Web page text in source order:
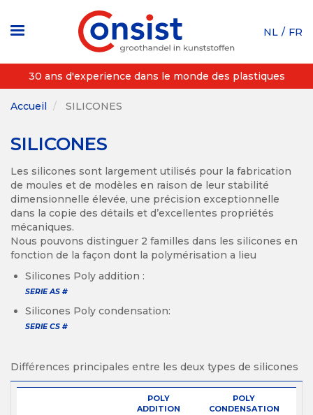
contenu
30 ans d'experience dans le monde des plastiques
NL FR
Accueil SILICONES
SILICONES
Les silicones sont largement utilisés pour la fabrication
de moules et de modèles en raison de leur stabilité
dimensionnelle élevée, une précision exceptionnelle
dans la copie des détails et d’excellentes propriétés
mécaniques.
Nous pouvons distinguer 2 familles dans les silicones en
fonction de la façon dont la polymérisation a lieu
Silicones Poly addition :
SERIE AS #
Silicones Poly condensation:
SERIE CS #
Différences principales entre les deux types de silicones
POLY
ADDITION
POLY
CONDENSATION